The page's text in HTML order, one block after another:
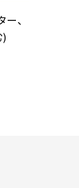
、